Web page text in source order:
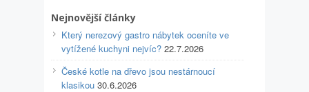
Nejnovější články
Který nerezový gastro nábytek oceníte ve
vytížené kuchyni nejvíc? 22.7.2026
České kotle na dřevo jsou nestárnoucí
klasikou 30.6.2026